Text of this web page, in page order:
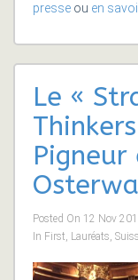
presse ou en
Le «
Posted On 12 Nov
In First, Lauréats,